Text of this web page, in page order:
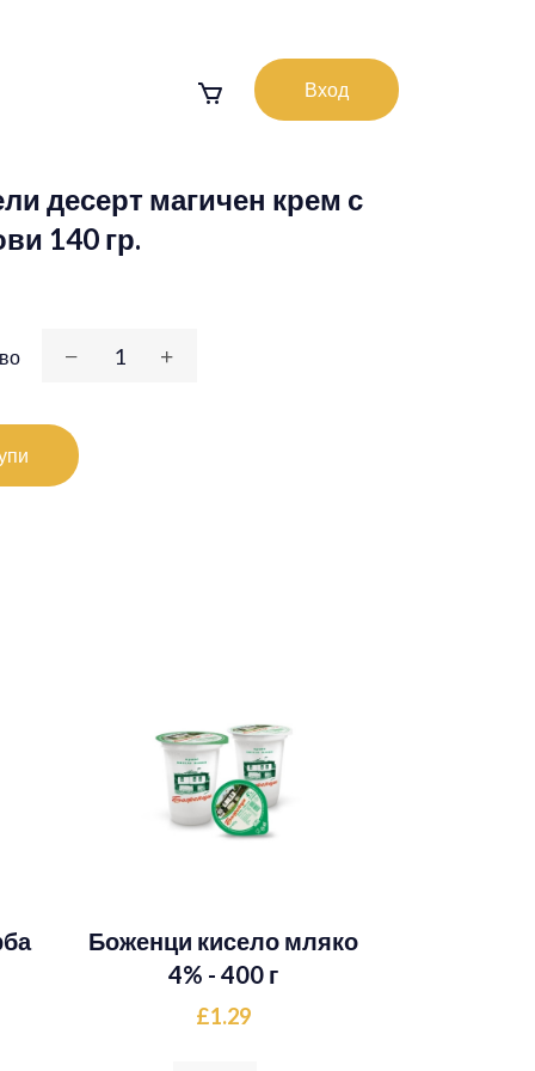
Вход
десерт магичен крем с
140 гр.
Боженци кисело мляко
4% - 400 г
£1.29